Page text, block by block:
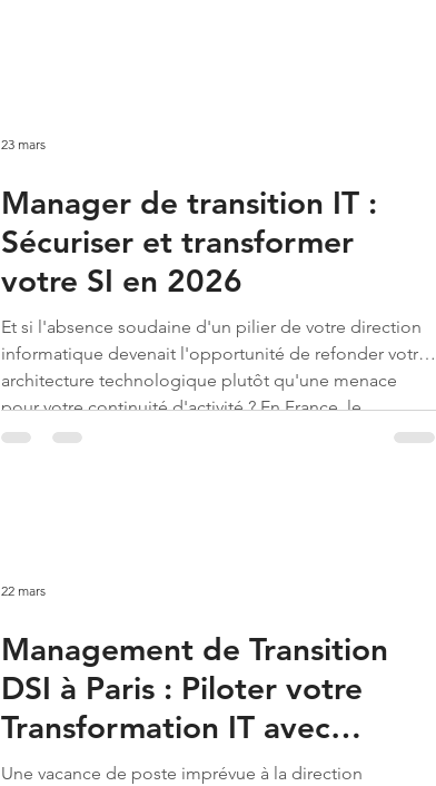
23 mars
Manager de transition IT :
Sécuriser et transformer
votre SI en 2026
Et si l'absence soudaine d'un pilier de votre direction
informatique devenait l'opportunité de refonder votre
architecture technologique plutôt qu'une menace
pour votre continuité d'activité ? En France, le
recrutement d'un cadre dirigeant IT prend en moyenne
22 mars
Management de Transition
DSI à Paris : Piloter votre
Transformation IT avec
Sérénité
Une vacance de poste imprévue à la direction